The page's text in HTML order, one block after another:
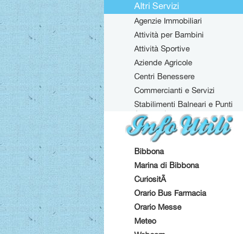
Altri Servizi
Agenzie Immobiliari
Attività per Bambini
Attività Sportive
Aziende Agricole
Centri Benessere
Commercianti e Servizi
Stabilimenti Balneari e Punti
Attrezzati
Bibbona
Marina di Bibbona
CuriositÃ
Orario Bus Farmacia
Orario Messe
Meteo